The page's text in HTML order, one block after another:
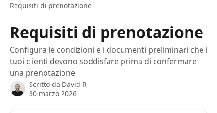
Requisiti di prenotazione
Requisiti di prenotazione
Configura le condizioni e i documenti preliminari che i
tuoi clienti devono soddisfare prima di confermare
una prenotazione
Scritto da David R
30 marzo 2026